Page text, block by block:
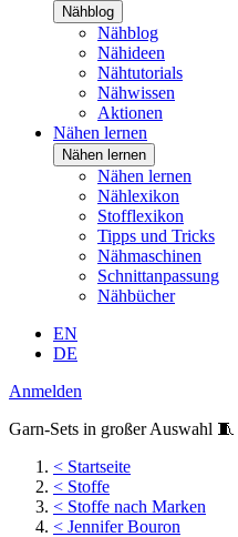
Nähblog
Nähblog
Nähideen
Nähtutorials
Nähwissen
Aktionen
Nähen lernen
Nähen lernen
Nähen lernen
Nählexikon
Stofflexikon
Tipps und Tricks
Nähmaschinen
Schnittanpassung
Nähbücher
EN
DE
Anmelden
Garn-Sets in großer Auswahl 🧵
< Startseite
< Stoffe
< Stoffe nach Marken
< Jennifer Bouron